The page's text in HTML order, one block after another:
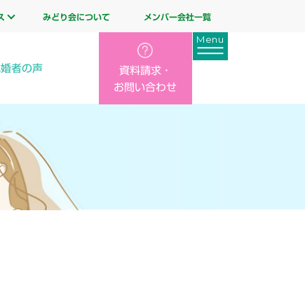
みどり会について メンバー会社一覧
者の声
資料請求・
お問い合わせ